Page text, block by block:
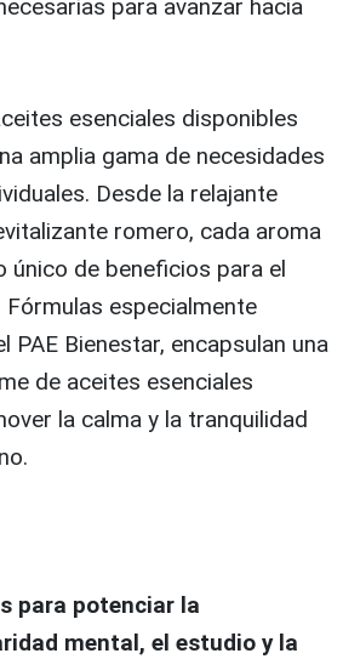
para avanzar hacia
esenciales disponibles
amplia gama de necesidades
Desde la relajante
romero, cada aroma
único de beneficios para el
Fórmulas especialmente
PAE Bienestar, encapsulan una
de aceites esenciales
la calma y la tranquilidad
para potenciar la
mental, el estudio y la